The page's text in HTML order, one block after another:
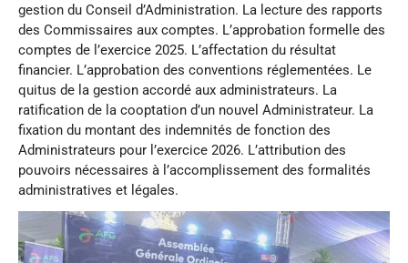
gestion du Conseil d’Administration. La lecture des rapports
des Commissaires aux comptes. L’approbation formelle des
comptes de l’exercice 2025. L’affectation du résultat
financier. L’approbation des conventions réglementées. Le
quitus de la gestion accordé aux administrateurs. La
ratification de la cooptation d’un nouvel Administrateur. La
fixation du montant des indemnités de fonction des
Administrateurs pour l’exercice 2026. L’attribution des
pouvoirs nécessaires à l’accomplissement des formalités
administratives et légales.